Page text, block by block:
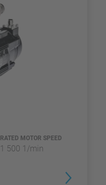
RATED MOTOR SPEED
1 500 1/min